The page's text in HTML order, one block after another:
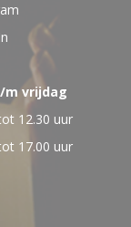
m vrijdag
12.30 uur
17.00 uur